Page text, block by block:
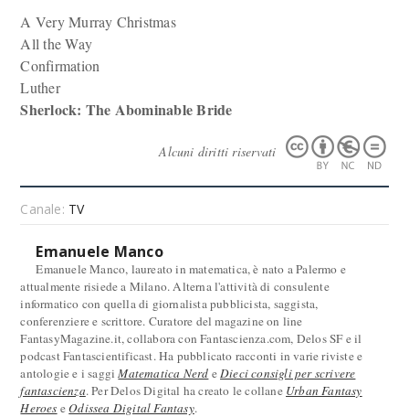
A Very Murray Christmas
All the Way
Confirmation
Luther
Sherlock: The Abominable Bride
Alcuni diritti riservati
Canale: TV
Emanuele Manco
Emanuele Manco, laureato in matematica, è nato a Palermo e
attualmente risiede a Milano. Alterna l'attività di consulente
informatico con quella di giornalista pubblicista, saggista,
conferenziere e scrittore. Curatore del magazine on line
FantasyMagazine.it, collabora con Fantascienza.com, Delos SF e il
podcast Fantascientificast. Ha pubblicato racconti in varie riviste e
antologie e i saggiMatematica Nerd eDieci consigli per scrivere
fantascienza. Per Delos Digital ha creato le collane Urban Fantasy
Heroes eOdissea Digital Fantasy.